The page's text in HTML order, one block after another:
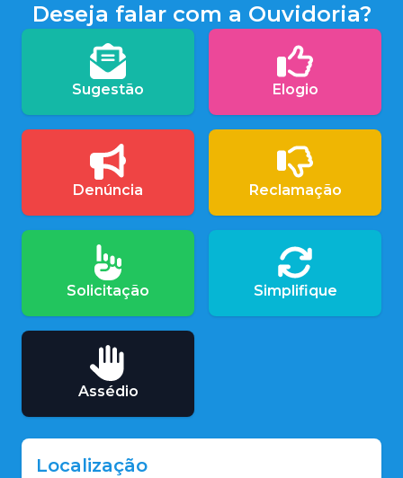
Deseja falar com a Ouvidoria?
Sugestão Elogio
Denúncia Reclamação
Solicitação Simplifique
Assédio
Localização